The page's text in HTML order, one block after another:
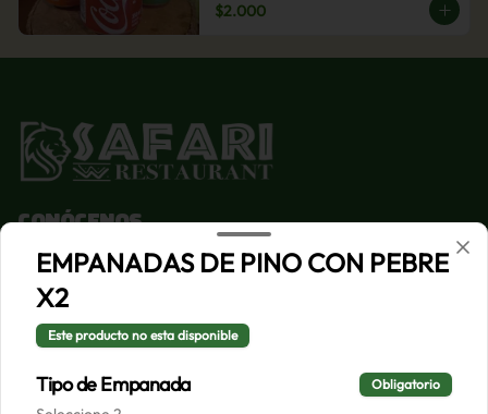
$2.000
Conócenos
Despacho
Términos y condiciones
Política de privacidad
Redes sociales
EMPANADAS DE PINO CON PEBRE
X2
Este producto no esta disponible
Tipo de Empanada Obligatorio